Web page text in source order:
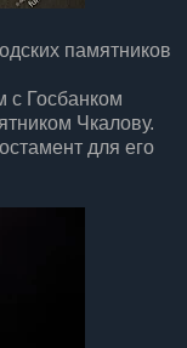
памятников
с Госбанком
Чкалову.
для его